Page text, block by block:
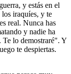
y estás en el
iraquíes, y te
real. Nunca has
y nadie ha
Te lo demostraré". Y
te despiertas.